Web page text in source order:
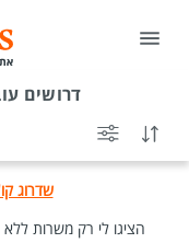
דרושים
שדרוג
הציגו לי רק משרות ללא